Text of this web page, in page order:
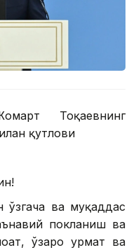
Тоқаевнинг
қутлови
ўзгача ва муқаддас
покланиш ва
ўзаро ҳурмат ва